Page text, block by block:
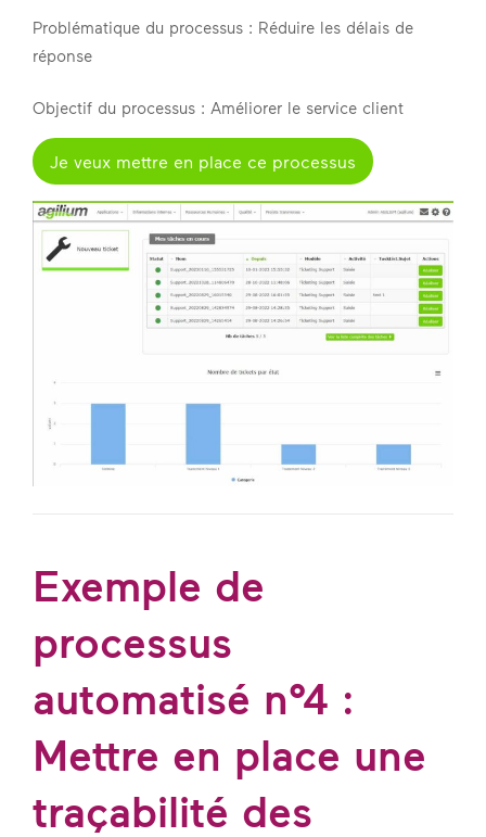
Problématique du processus : Réduire les délais de
réponse
Objectif du processus : Améliorer le service client
Je veux mettre en place ce processus
Exemple de
processus
automatisé n°4 :
Mettre en place une
traçabilité des